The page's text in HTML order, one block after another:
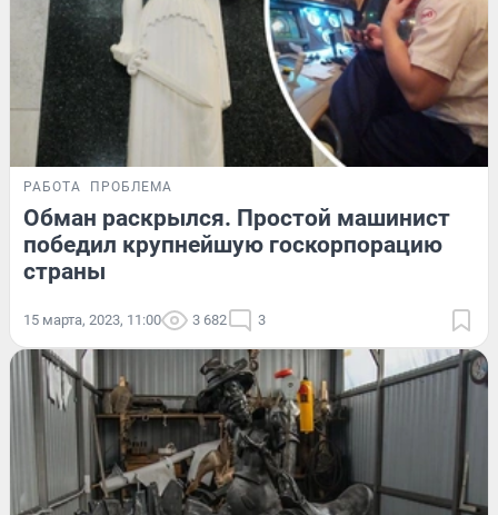
РАБОТА ПРОБЛЕМА
Обман раскрылся. Простой машинист
победил крупнейшую госкорпорацию
страны
15 марта, 2023, 11:00 3 682 3